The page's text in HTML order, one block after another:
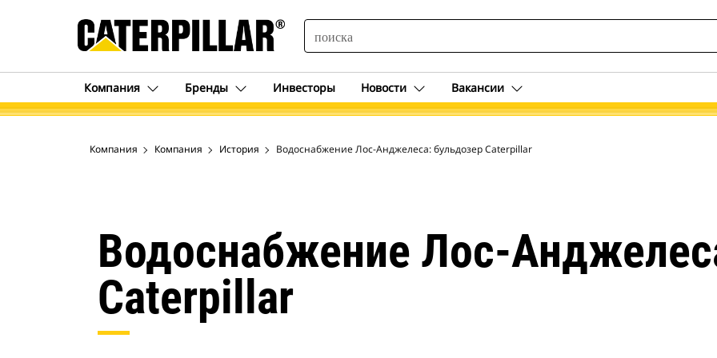
SEARCH
Компания Бренды Инвесторы Новости Вакансии
Компания Компания История Водоснабжение Лос-Анджелеса: бульдозер Caterpillar
Водоснабжение Лос-
Caterpillar